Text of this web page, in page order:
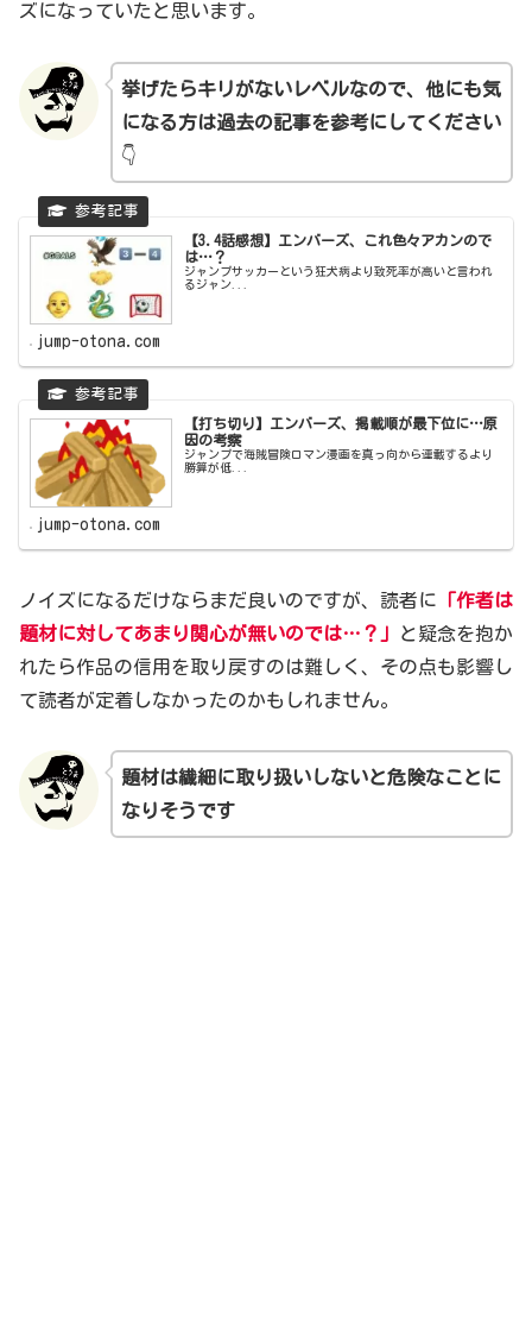
ズになっていたと思います。
挙げたらキリがないレベルなので、 他にも気
になる方は過去の記事を参考にしてください
👇
【3.4話感想】エンバーズ、これ色々アカンので
は…？
ジャンプサッカーという狂犬病より致死率が高いと言われ
るジャン...
jump-otona.com
【打ち切り】エンバーズ、掲載順が最下位に…原
因の考察
ジャンプで海賊冒険ロマン漫画を真っ向から連載するより
勝算が低...
jump-otona.com
ノイズになるだけならまだ良いのですが、読者に 「作者は
題材に対してあまり関心が無いのでは…？」
と疑念を抱か
れたら作品の信用を取り戻すのは難しく、その点も影響し
て読者が定着しなかったのかもしれません。
題材は繊細に取り扱いしないと危険なことに
なりそうです